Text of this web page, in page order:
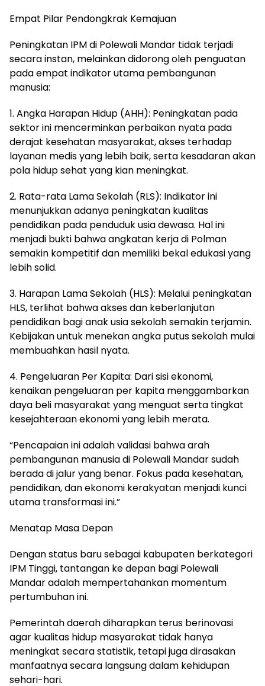
Empat Pilar Pendongkrak Kemajuan
Peningkatan IPM di Polewali Mandar tidak terjadi
secara instan, melainkan didorong oleh penguatan
pada empat indikator utama pembangunan
manusia:
1. Angka Harapan Hidup (AHH): Peningkatan pada
sektor ini mencerminkan perbaikan nyata pada
derajat kesehatan masyarakat, akses terhadap
layanan medis yang lebih baik, serta kesadaran akan
pola hidup sehat yang kian meningkat.
2. Rata-rata Lama Sekolah (RLS): Indikator ini
menunjukkan adanya peningkatan kualitas
pendidikan pada penduduk usia dewasa. Hal ini
menjadi bukti bahwa angkatan kerja di Polman
semakin kompetitif dan memiliki bekal edukasi yang
lebih solid.
3. Harapan Lama Sekolah (HLS): Melalui peningkatan
HLS, terlihat bahwa akses dan keberlanjutan
pendidikan bagi anak usia sekolah semakin terjamin.
Kebijakan untuk menekan angka putus sekolah mulai
membuahkan hasil nyata.
4. Pengeluaran Per Kapita: Dari sisi ekonomi,
kenaikan pengeluaran per kapita menggambarkan
daya beli masyarakat yang menguat serta tingkat
kesejahteraan ekonomi yang lebih merata.
“Pencapaian ini adalah validasi bahwa arah
pembangunan manusia di Polewali Mandar sudah
berada di jalur yang benar. Fokus pada kesehatan,
pendidikan, dan ekonomi kerakyatan menjadi kunci
utama transformasi ini.”
Menatap Masa Depan
Dengan status baru sebagai kabupaten berkategori
IPM Tinggi, tantangan ke depan bagi Polewali
Mandar adalah mempertahankan momentum
pertumbuhan ini.
Pemerintah daerah diharapkan terus berinovasi
agar kualitas hidup masyarakat tidak hanya
meningkat secara statistik, tetapi juga dirasakan
manfaatnya secara langsung dalam kehidupan
sehari-hari.